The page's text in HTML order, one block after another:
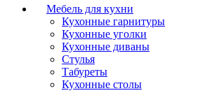
Мебель для кухни
Кухонные гарнитуры
Кухонные уголки
Кухонные диваны
Стулья
Табуреты
Кухонные столы